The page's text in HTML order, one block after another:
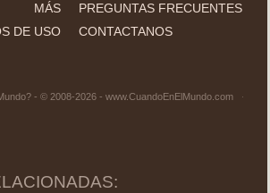
MÁS
PREGUNTAS FRECUENTES
DE USO
CONTACTANOS
- © 2008-2026 - www.CuandoEnElMundo.com